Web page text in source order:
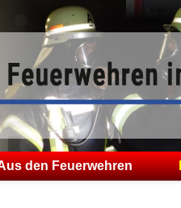
den Feuerwehren